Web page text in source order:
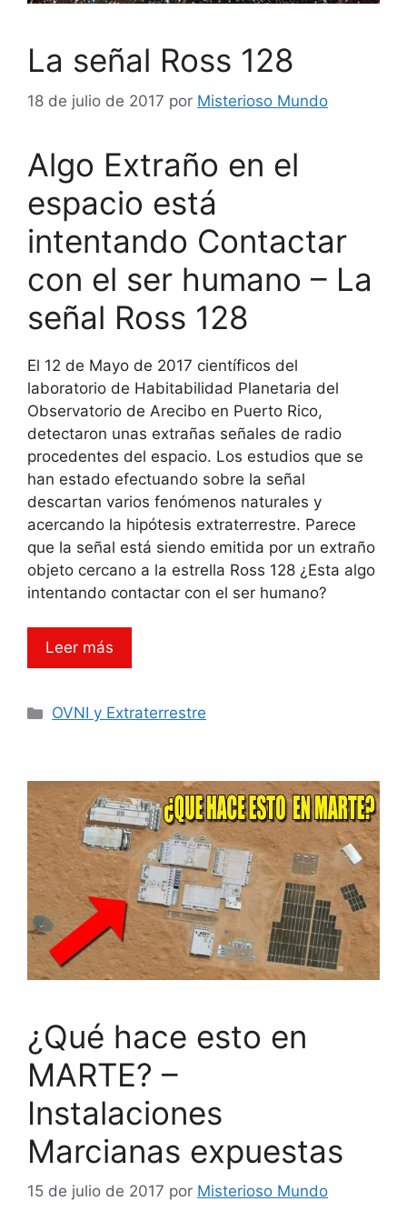
La señal Ross 128
18 de julio de 2017 por Misterioso Mundo
Algo Extraño en el
espacio está
intentando Contactar
con el ser humano – La
señal Ross 128
El 12 de Mayo de 2017 científicos del
laboratorio de Habitabilidad Planetaria del
Observatorio de Arecibo en Puerto Rico,
detectaron unas extrañas señales de radio
procedentes del espacio. Los estudios que se
han estado efectuando sobre la señal
descartan varios fenómenos naturales y
acercando la hipótesis extraterrestre. Parece
que la señal está siendo emitida por un extraño
objeto cercano a la estrella Ross 128 ¿Esta algo
intentando contactar con el ser humano?
Leer más
Categorías
OVNI y Extraterrestre
¿Qué hace esto en
MARTE? –
Instalaciones
Marcianas expuestas
15 de julio de 2017 por Misterioso Mundo